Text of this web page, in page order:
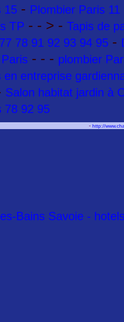
15 - Plombier Paris 11
TP - - > - Tapis de
78 91 92 93 94 95 -
- - - plombier
entreprise
Salon habitat jardin à
78 92 95
-http://
Bains Savoie -